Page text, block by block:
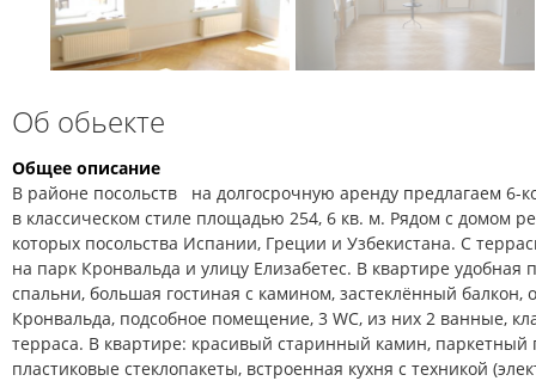
Об обьекте
Общее описание
В районе посольств на долгосрочную аренду предлагаем 6-
в классическом стиле площадью 254, 6 кв. м. Рядом с домом
которых посольства Испании, Греции и Узбекистана. С
на парк Кронвальда и улицу Елизабетес. В квартире удобная
спальни, большая гостиная с камином, застеклённый балкон,
Кронвальда, подсобное помещение, 3 WC, из них 2 ванные,
терраса. В квартире: красивый старинный камин, паркетный
пластиковые стеклопакеты, встроенная кухня с техникой